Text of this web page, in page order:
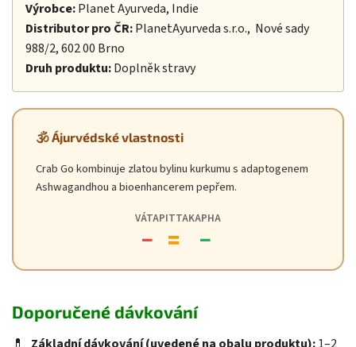
Výrobce:Planet Ayurveda, Indie
Distributor pro ČR:PlanetAyurveda s.r.o., Nové sady
988/2, 602 00 Brno
Druh produktu:Doplněk stravy
🕉️ Ájurvédské vlastnosti
Crab Go kombinuje zlatou bylinu kurkumu s adaptogenem
Ashwagandhou a bioenhancerem pepřem.
VÁTA
−
PITTA
=
KAPHA
−
Doporučené dávkování
💊 Základní dávkování (uvedené na obalu produktu):1–2